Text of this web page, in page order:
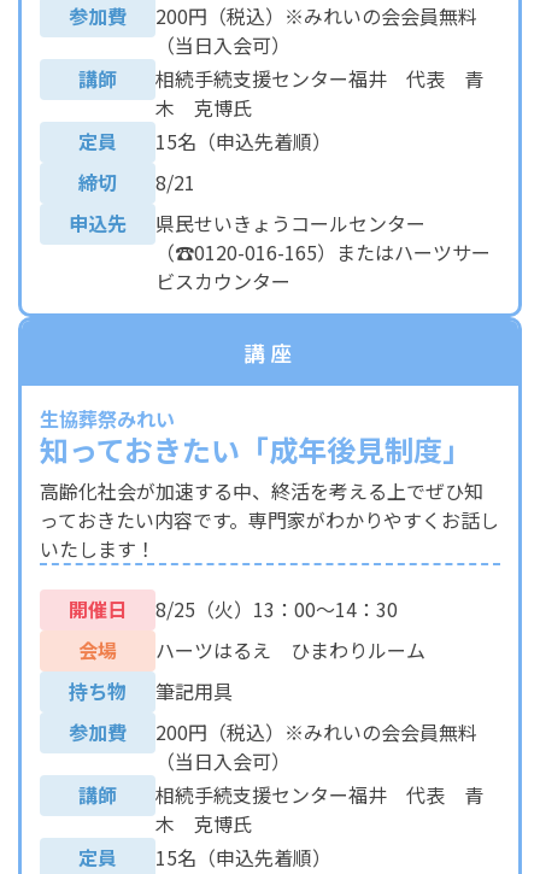
参加費
200円（税込）※みれいの会会員無料
（当日入会可）
講師
相続手続支援センター福井 代表 青
木 克博氏
定員
15名（申込先着順）
締切
8/21
申込先
県民せいきょうコールセンター
（☎0120-016-165）またはハーツサー
ビスカウンター
講座
生協葬祭みれい
知っておきたい「成年後見制度」
高齢化社会が加速する中、終活を考える上でぜひ知
っておきたい内容です。専門家がわかりやすくお話し
いたします！
開催日
8/25（火）13：00～14：30
会場
ハーツはるえ ひまわりルーム
持ち物
筆記用具
参加費
200円（税込）※みれいの会会員無料
（当日入会可）
講師
相続手続支援センター福井 代表 青
木 克博氏
定員
15名（申込先着順）